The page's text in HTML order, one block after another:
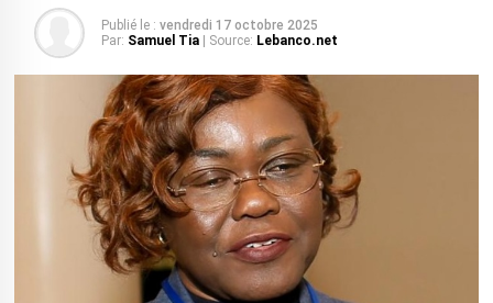
Publié le : vendredi 17 octobre 2025
Par: Samuel Tia | Source: Lebanco.net